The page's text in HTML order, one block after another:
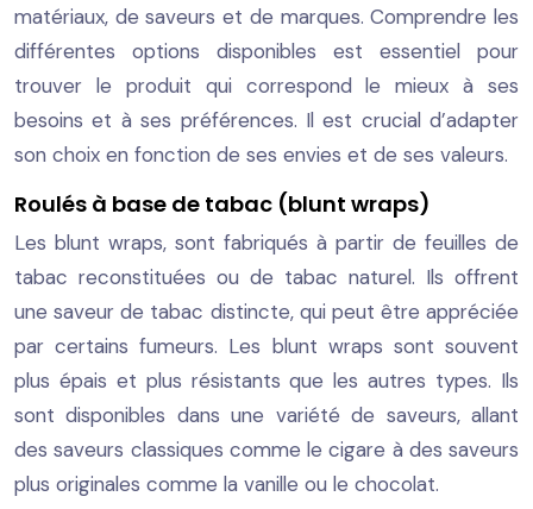
matériaux, de saveurs et de marques. Comprendre les
différentes options disponibles est essentiel pour
trouver le produit qui correspond le mieux à ses
besoins et à ses préférences. Il est crucial d’adapter
son choix en fonction de ses envies et de ses valeurs.
Roulés à base de tabac (blunt wraps)
Les blunt wraps, sont fabriqués à partir de feuilles de
tabac reconstituées ou de tabac naturel. Ils offrent
une saveur de tabac distincte, qui peut être appréciée
par certains fumeurs. Les blunt wraps sont souvent
plus épais et plus résistants que les autres types. Ils
sont disponibles dans une variété de saveurs, allant
des saveurs classiques comme le cigare à des saveurs
plus originales comme la vanille ou le chocolat.